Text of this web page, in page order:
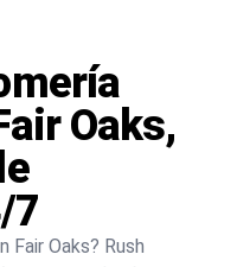
Oaks,
7
Oaks? Rush